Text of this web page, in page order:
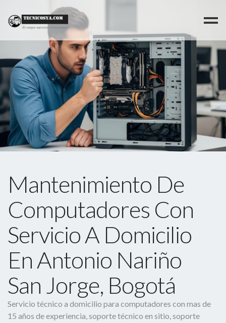
Mantenimiento De
Computadores Con
Servicio A Domicilio
En Antonio Nariño
San Jorge, Bogotá
Servicio técnico a domicilio para computadores con mas de
15 años de experiencia, soporte técnico en sitio, soporte